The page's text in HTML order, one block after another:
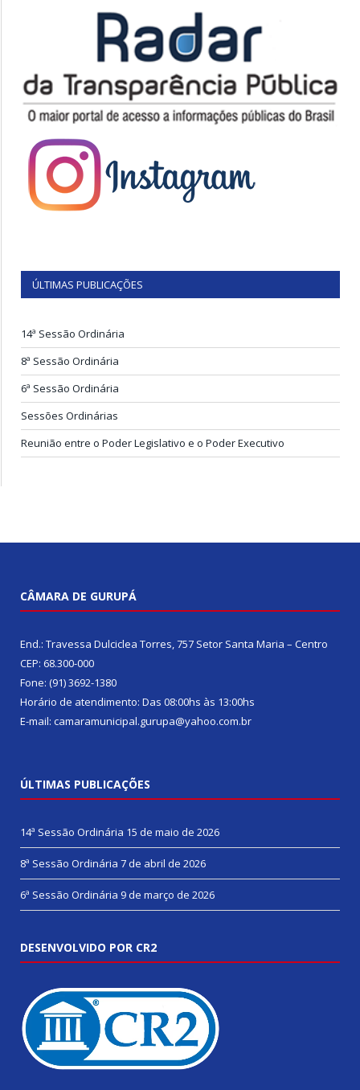
ÚLTIMAS PUBLICAÇÕES
14ª Sessão Ordinária
8ª Sessão Ordinária
6ª Sessão Ordinária
Sessões Ordinárias
Reunião entre o Poder Legislativo e o Poder Executivo
CÂMARA DE GURUPÁ
End.: Travessa Dulciclea Torres, 757 Setor Santa Maria – Centro
CEP: 68.300-000
Fone: (91) 3692-1380
Horário de atendimento: Das 08:00hs às 13:00hs
E-mail: camaramunicipal.gurupa@yahoo.com.br
ÚLTIMAS PUBLICAÇÕES
14ª Sessão Ordinária 15 de maio de 2026
8ª Sessão Ordinária 7 de abril de 2026
6ª Sessão Ordinária 9 de março de 2026
DESENVOLVIDO POR CR2